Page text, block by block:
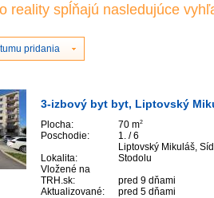
reality spĺňajú nasledujúce
pridania
Plocha: 70 m2
Poschodie:
1. / 6
Lokalita:
Liptovský Mikuláš,
Stodolu
Vložené na
TRH.sk:
pred 9 dňami
Aktualizované:
pred 5 dňami